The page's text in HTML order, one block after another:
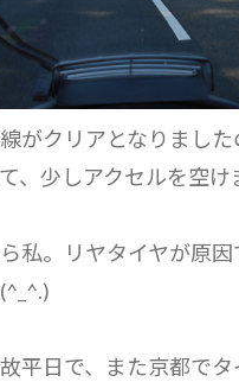
がクリアとなりました
、少しアクセルを空け
私。リヤタイヤが原
平日で、また京都で